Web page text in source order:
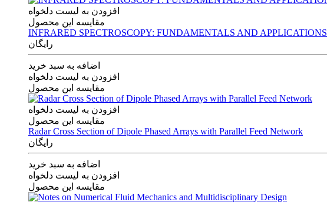
افزودن به لیست دلخواه
مقایسه این محصول
INFRARED SPECTROSCOPY: FUNDAMENTALS AND APPLICATIONS
رایگان
اضافه به سبد خرید
افزودن به لیست دلخواه
مقایسه این محصول
افزودن به لیست دلخواه
مقایسه این محصول
Radar Cross Section of Dipole Phased Arrays with Parallel Feed Network
رایگان
اضافه به سبد خرید
افزودن به لیست دلخواه
مقایسه این محصول